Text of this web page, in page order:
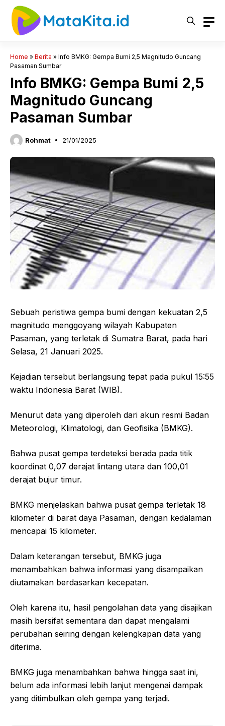
Langsung
Home » Berita » Info BMKG: Gempa Bumi 2,5 Magnitudo Guncang
Pasaman Sumbar
Info BMKG: Gempa Bumi 2,5
Magnitudo Guncang
Pasaman Sumbar
Rohmat 21/01/2025
Sebuah peristiwa gempa bumi dengan kekuatan 2,5
magnitudo menggoyang wilayah Kabupaten
Pasaman, yang terletak di Sumatra Barat, pada hari
Selasa, 21 Januari 2025.
Kejadian tersebut berlangsung tepat pada pukul 15:55
waktu Indonesia Barat (WIB).
Menurut data yang diperoleh dari akun resmi Badan
Meteorologi, Klimatologi, dan Geofisika (BMKG).
Bahwa pusat gempa terdeteksi berada pada titik
koordinat 0,07 derajat lintang utara dan 100,01
derajat bujur timur.
BMKG menjelaskan bahwa pusat gempa terletak 18
kilometer di barat daya Pasaman, dengan kedalaman
mencapai 15 kilometer.
Dalam keterangan tersebut, BMKG juga
menambahkan bahwa informasi yang disampaikan
diutamakan berdasarkan kecepatan.
Oleh karena itu, hasil pengolahan data yang disajikan
masih bersifat sementara dan dapat mengalami
perubahan seiring dengan kelengkapan data yang
diterima.
BMKG juga menambahkan bahwa hingga saat ini,
belum ada informasi lebih lanjut mengenai dampak
yang ditimbulkan oleh gempa yang terjadi.